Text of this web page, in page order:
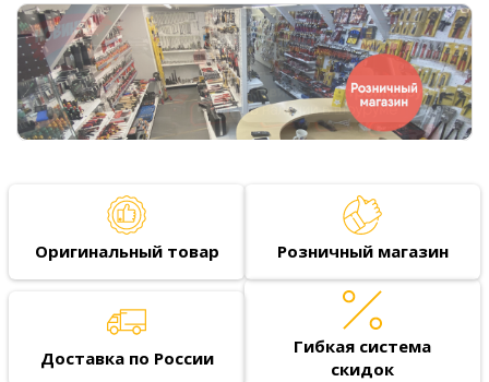
Оригинальный товар Розничный магазин
Доставка по России
Гибкая система
скидок